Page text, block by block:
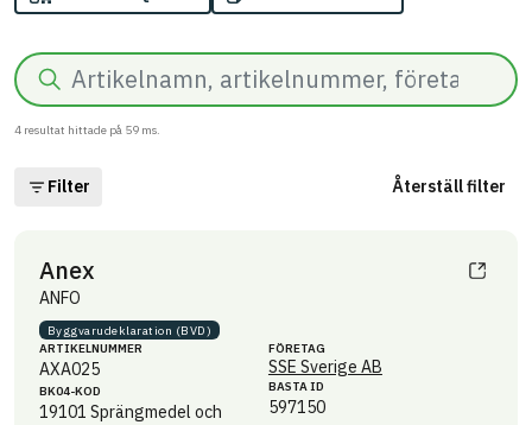
Sök
4 resultat hittade på 59 ms.
Filter Återställ filter
Anex
ANFO
Byggvaru­deklaration (BVD)
ARTIKEL­NUMMER
AXA025
BK04-KOD
19101 Sprängmedel och
FÖRETAG
SSE Sverige AB
BASTA ID
597150